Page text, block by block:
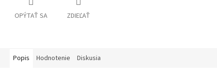
OPÝTAŤ SA ZDIEĽAŤ
Popis Hodnotenie Diskusia